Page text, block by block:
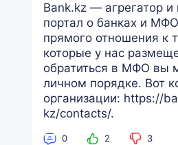
Bank.kz — агрегатор
портал о банках и
прямого отношения к
которые у нас
обратиться в МФО вы
личном порядке. Вот
организации: https://
kz/contacts/.
0 2 3